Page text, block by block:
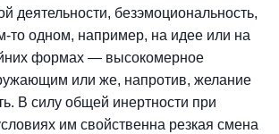
деятельности, безэмоциональность,
то одном, например, на идее или на
формах — высокомерное
или же, напротив, желание
В силу общей инертности при
им свойственна резкая смена